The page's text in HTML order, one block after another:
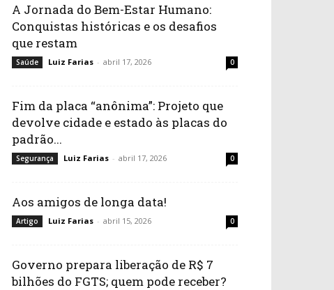
A Jornada do Bem-Estar Humano:
Conquistas históricas e os desafios
que restam
Saúde Luiz Farias - abril 17, 2026 0
Fim da placa “anônima”: Projeto que
devolve cidade e estado às placas do
padrão...
Segurança Luiz Farias - abril 17, 2026 0
Aos amigos de longa data!
Artigo Luiz Farias - abril 15, 2026 0
Governo prepara liberação de R$ 7
bilhões do FGTS; quem pode receber?